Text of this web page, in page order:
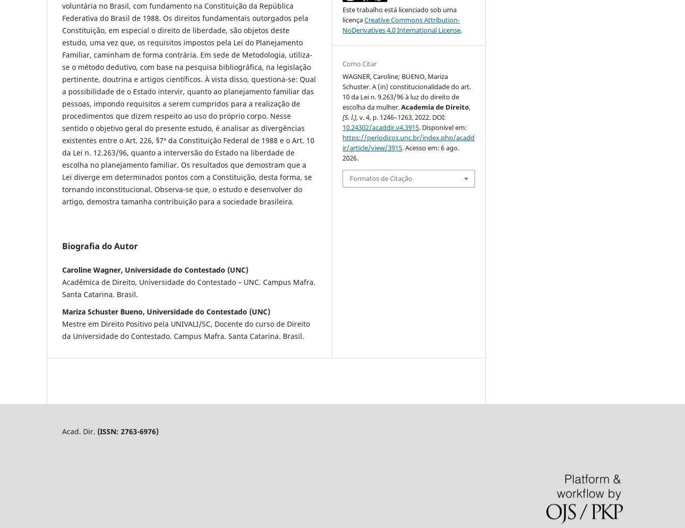
voluntária no Brasil, com fundamento na Constituição da República
Federativa do Brasil de 1988. Os direitos fundamentais outorgados pela
Constituição, em especial o direito de liberdade, são objetos deste
estudo, uma vez que, os requisitos impostos pela Lei do Planejamento
Familiar, caminham de forma contrária. Em sede de Metodologia, utiliza-
se o método dedutivo, com base na pesquisa bibliográfica, na legislação
pertinente, doutrina e artigos científicos. À vista disso, questiona-se: Qual
a possibilidade de o Estado intervir, quanto ao planejamento familiar das
pessoas, impondo requisitos a serem cumpridos para a realização de
procedimentos que dizem respeito ao uso do próprio corpo. Nesse
sentido o objetivo geral do presente estudo, é analisar as divergências
existentes entre o Art. 226, §7º da Constituição Federal de 1988 e o Art. 10
da Lei n. 12.263/96, quanto a interversão do Estado na liberdade de
escolha no planejamento familiar. Os resultados que demostram que a
Lei diverge em determinados pontos com a Constituição, desta forma, se
tornando inconstitucional. Observa-se que, o estudo e desenvolver do
artigo, demostra tamanha contribuição para a sociedade brasileira.
Biografia do Autor
Caroline Wagner, Universidade do Contestado (UNC)
Acadêmica de Direito, Universidade do Contestado – UNC. Campus Mafra.
Santa Catarina. Brasil.
Mariza Schuster Bueno, Universidade do Contestado (UNC)
Mestre em Direito Positivo pela UNIVALI/SC, Docente do curso de Direito
da Universidade do Contestado. Campus Mafra. Santa Catarina. Brasil.
Este trabalho está licenciado sob uma
licençaCreative Commons Attribution-
NoDerivatives 4.0 International License.
Como Citar
WAGNER, Caroline; BUENO, Mariza
Schuster. A (in) constitucionalidade do art.
10 da Lei n. 9.263/96 à luz do direito de
escolha da mulher.Academia de Direito,
[S. l.], v. 4, p. 1246–1263, 2022. DOI:
10.24302/acaddir.v4.3915. Disponível em:
https://periodicos.unc.br/index.php/acadd
ir/article/view/3915. Acesso em: 6 ago.
2026.
Formatos de Citação
Acad. Dir. (ISSN: 2763-6976)